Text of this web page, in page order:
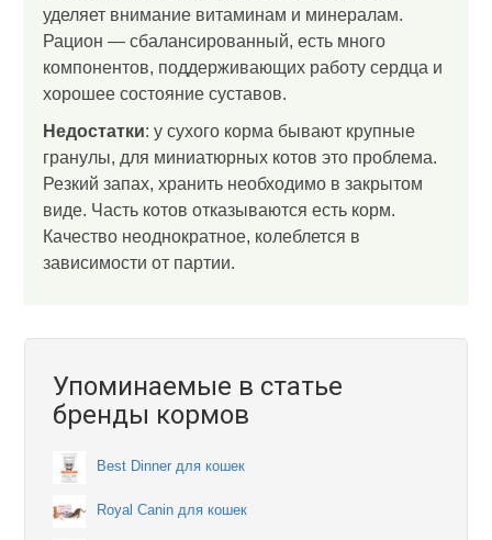
уделяет внимание витаминам и минералам.
Рацион — сбалансированный, есть много
компонентов, поддерживающих работу сердца и
хорошее состояние суставов.
Недостатки: у сухого корма бывают крупные
гранулы, для миниатюрных котов это проблема.
Резкий запах, хранить необходимо в закрытом
виде. Часть котов отказываются есть корм.
Качество неоднократное, колеблется в
зависимости от партии.
Упоминаемые в статье
бренды кормов
Best Dinner для кошек
Royal Canin для кошек